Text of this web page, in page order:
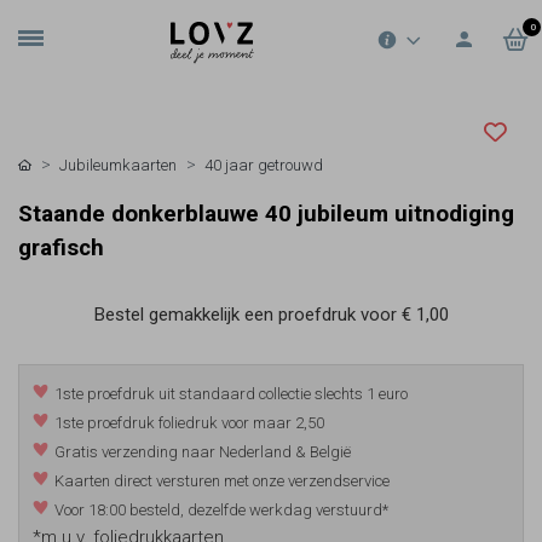
0
Jubileumkaarten 40 jaar getrouwd
Staande donkerblauwe 40 jubileum uitnodiging
grafisch
Bestel gemakkelijk een proefdruk voor € 1,00
1ste proefdruk uit standaard collectie slechts 1 euro
1ste proefdruk foliedruk voor maar 2,50
Gratis verzending naar Nederland & België
Kaarten direct versturen met onze verzendservice
Voor 18:00 besteld, dezelfde werkdag verstuurd*
*m.u.v. foliedrukkaarten